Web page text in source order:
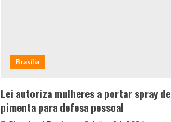
Brasília
Lei autoriza mulheres a portar spray de
pimenta para defesa pessoal